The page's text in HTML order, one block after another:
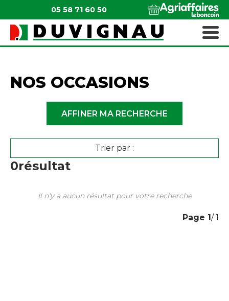
05 58 71 60 50
NOS OCCASIONS
0résultat
Trier par :
AFFINER MA RECHERCHE
Il n'y a aucun résultat pour votre recherche
Page 1 / 1